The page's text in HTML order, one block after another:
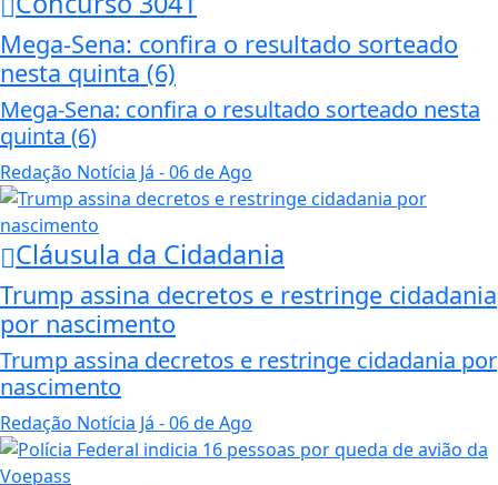
Mega-Sena: confira o resultado sorteado
nesta quinta (6)
Mega-Sena: confira o resultado sorteado nesta
quinta (6)
Redação Notícia Já - 06 de Ago
Cláusula da Cidadania
Trump assina decretos e restringe cidadania
por nascimento
Trump assina decretos e restringe cidadania por
nascimento
Redação Notícia Já - 06 de Ago